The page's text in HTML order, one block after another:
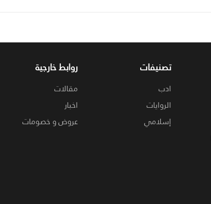
تصنيفات
ادب
الروايات
إسلامي
روابط خارجية
مقالات
اخبار
عروض و خصومات